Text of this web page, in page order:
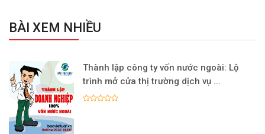
BÀI XEM NHIỀU
Thành lập công ty vốn nước ngoài: Lộ
trình mở cửa thị trường dịch vụ ...